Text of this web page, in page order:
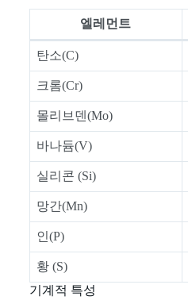
엘레먼트
탄소(C)
크롬(Cr)
몰리브덴(Mo)
바나듐(V)
실리콘 (Si)
망간(Mn)
인(P)
황 (S)
기계적 특성